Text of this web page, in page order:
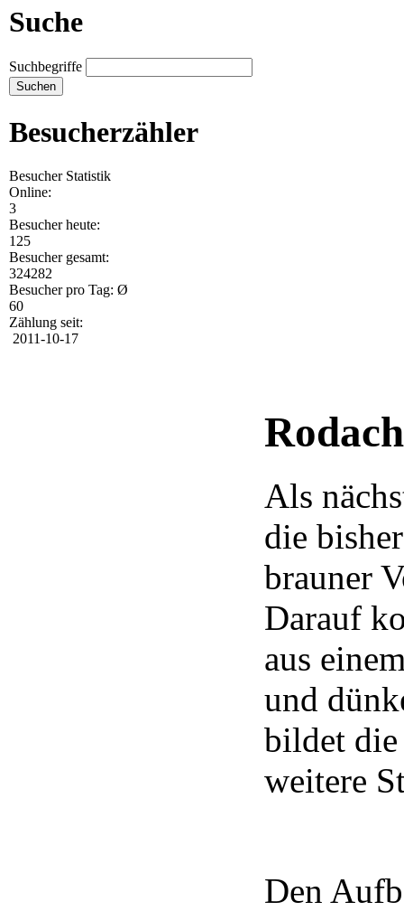
Suche
Suchbegriffe
Besucherzähler
Besucher Statistik
Online:
3
Besucher heute:
125
Besucher gesamt:
324282
Besucher pro Tag: Ø
60
Zählung seit:
2011-10-17
Als
die
brauner
Darauf
aus
und
bildet die
weitere
Den